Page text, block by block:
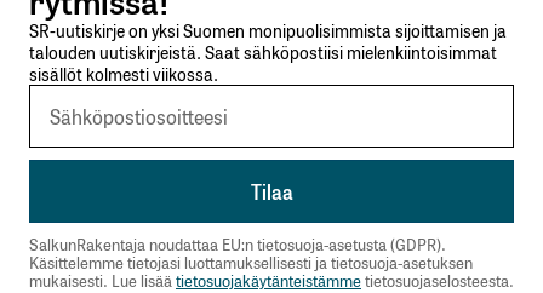
SR-uutiskirje on yksi Suomen monipuolisimmista sijoittamisen ja
talouden uutiskirjeistä. Saat sähköpostiisi mielenkiintoisimmat
sisällöt kolmesti viikossa.
SalkunRakentaja noudattaa EU:n tietosuoja-asetusta (GDPR).
Käsittelemme tietojasi luottamuksellisesti ja tietosuoja-asetuksen
mukaisesti. Lue lisää tietosuojakäytänteistämmetietosuojaselosteesta.